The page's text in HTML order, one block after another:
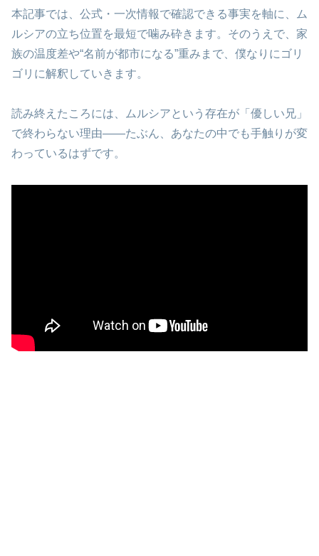
本記事では、公式・一次情報で確認できる事実を軸に、ム
ルシアの立ち位置を最短で噛み砕きます。そのうえで、家
族の温度差や“名前が都市になる”重みまで、僕なりにゴリ
ゴリに解釈していきます。
読み終えたころには、ムルシアという存在が「優しい兄」
で終わらない理由――たぶん、あなたの中でも手触りが変
わっているはずです。